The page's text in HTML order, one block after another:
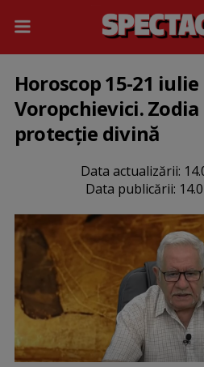
Horoscop 15-21
Voropchievici. Zodia
protecție divină
Data actualizării:
Data publicării: